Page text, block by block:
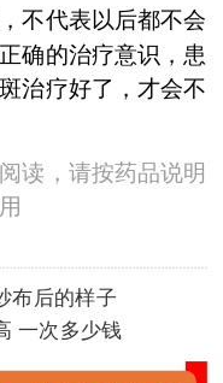
不代表以后都不会
确的治疗意识，患
治疗好了，才会不
读，请按药品说明
布后的样子
一次多少钱